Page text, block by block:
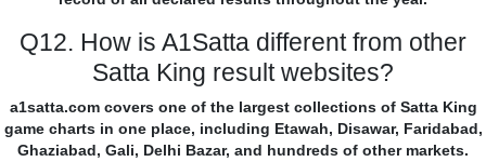
Q12. How is A1Satta different from other
Satta King result websites?
a1satta.com covers one of the largest collections of Satta King
game charts in one place, including Etawah, Disawar, Faridabad,
Ghaziabad, Gali, Delhi Bazar, and hundreds of other markets.